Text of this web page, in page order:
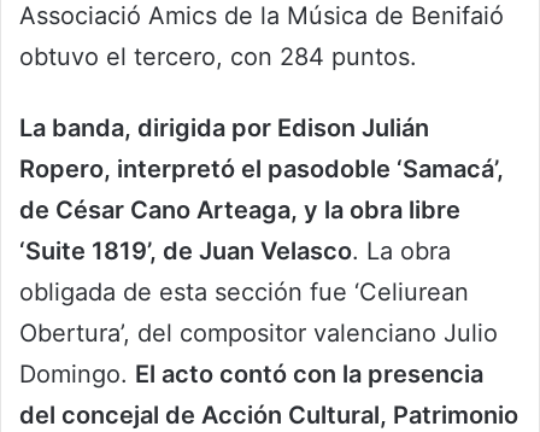
Associació Amics de la Música de Benifaió
obtuvo el tercero, con 284 puntos.
La banda, dirigida por Edison Julián
Ropero, interpretó el pasodoble ‘Samacá’,
de César Cano Arteaga, y la obra libre
‘Suite 1819’, de Juan Velasco. La obra
obligada de esta sección fue ‘Celiurean
Obertura’, del compositor valenciano Julio
Domingo. El acto contó con la presencia
del concejal de Acción Cultural, Patrimonio